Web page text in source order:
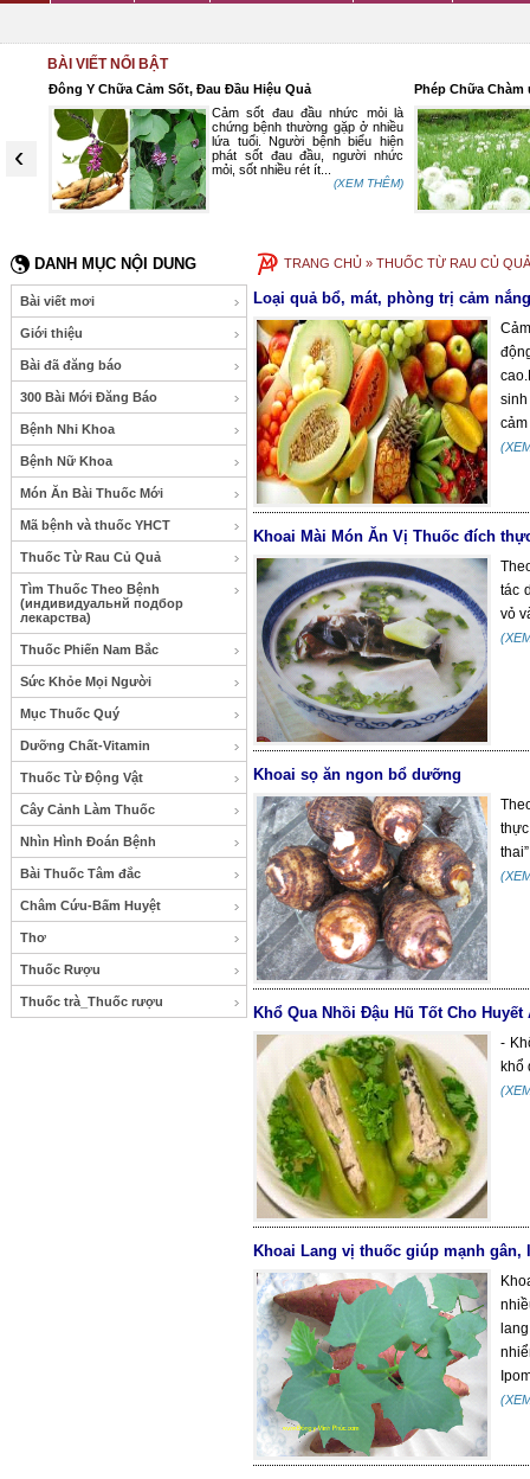
BÀI VIẾT NỔI BẬT
‹
còn
Đông Y Chữa Cảm Sốt, Đau Đầu Hiệu Quả
Cảm sốt đau đầu nhức mỏi là
chứng bệnh thường gặp ở nhiều
lứa tuổi. Người bệnh biểu hiện
phát sốt đau đầu, người nhức
mỏi, sốt nhiều rét ít...
(XEM THÊM)
Phép Chữa
DANH MỤC NỘI DUNG
Bài viết mơi
Giới thiệu
Bài đã đăng báo
300 Bài Mới Đăng Báo
Bệnh Nhi Khoa
Bệnh Nữ Khoa
Món Ăn Bài Thuốc Mới
Mã bệnh và thuốc YHCT
Thuốc Từ Rau Củ Quả
Tìm Thuốc Theo Bệnh
(индивидуальнй подбор
лекарства)
Thuốc Phiến Nam Bắc
Sức Khỏe Mọi Người
Mục Thuốc Quý
Dưỡng Chất-Vitamin
Thuốc Từ Động Vật
Cây Cảnh Làm Thuốc
Nhìn Hình Đoán Bệnh
Bài Thuốc Tâm đắc
Châm Cứu-Bấm Huyệt
Thơ
Thuốc Rượu
Thuốc trà_Thuốc rượu
TRANG CHỦ » THUỐC TỪ RAU CỦ
Loại quả bổ, mát, phòng trị cảm nắng
Khoai Mài Món Ăn Vị Thuốc đích
tác
vỏ
Khoai sọ ăn ngon bổ dưỡng
Khổ Qua Nhồi Đậu Hũ Tốt Cho Huyết
-
khổ
Khoai Lang vị thuốc giúp mạnh